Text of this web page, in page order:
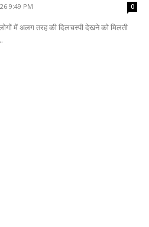
9:49 PM 0
में अलग तरह की दिलचस्पी देखने को मिलती